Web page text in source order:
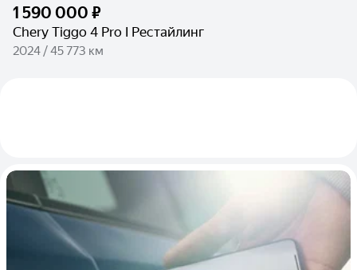
1 590 000 ₽
Chery Tiggo 4 Pro I Рестайлинг
2024 / 45 773 км